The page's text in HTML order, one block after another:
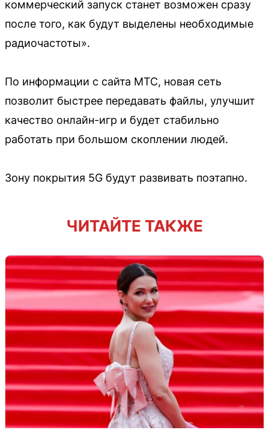
коммерческий запуск станет возможен сразу
после того, как будут выделены необходимые
радиочастоты».
По информации с сайта МТС, новая сеть
позволит быстрее передавать файлы, улучшит
качество онлайн-игр и будет стабильно
работать при большом скоплении людей.
Зону покрытия 5G будут развивать поэтапно.
ЧИТАЙТЕ ТАКЖЕ